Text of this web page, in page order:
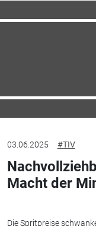
03.06.2025 #TIV
Macht der
Die Spritpreise